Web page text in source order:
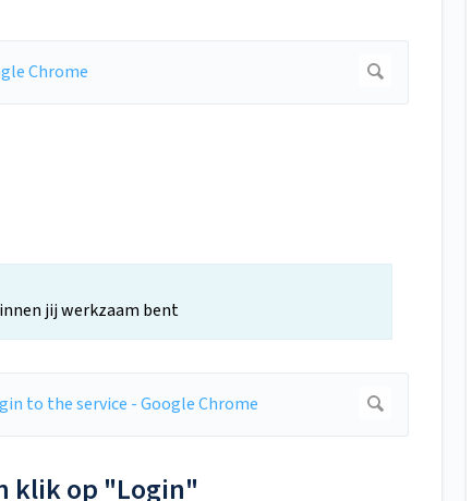
jij werkzaam bent
klik op "Login"